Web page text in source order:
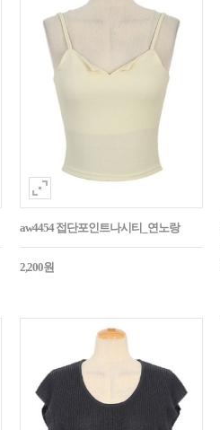
aw4454 접단포인트나시티_연노랑
2,200원